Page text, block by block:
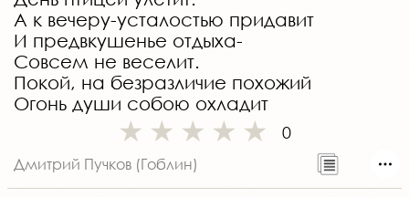
А к вечеру-усталостью придавит
И предвкушенье отдыха-
Совсем не веселит.
Покой, на безразличие похожий
Огонь души собою охладит
0
Дмитрий Пучков (Гоблин)